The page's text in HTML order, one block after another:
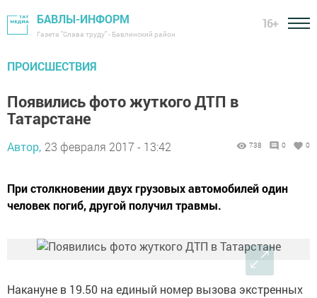
БАВЛЫ-ИНФОРМ
Газета "Слава труду" - Бавлинский район
16+
ПРОИСШЕСТВИЯ
Появились фото жуткого ДТП в
Татарстане
Автор, 23 февраля 2017 - 13:42 738 0 0
При столкновении двух грузовых автомобилей один
человек погиб, другой получил травмы.
Накануне в 19.50 на единый номер вызова экстренных